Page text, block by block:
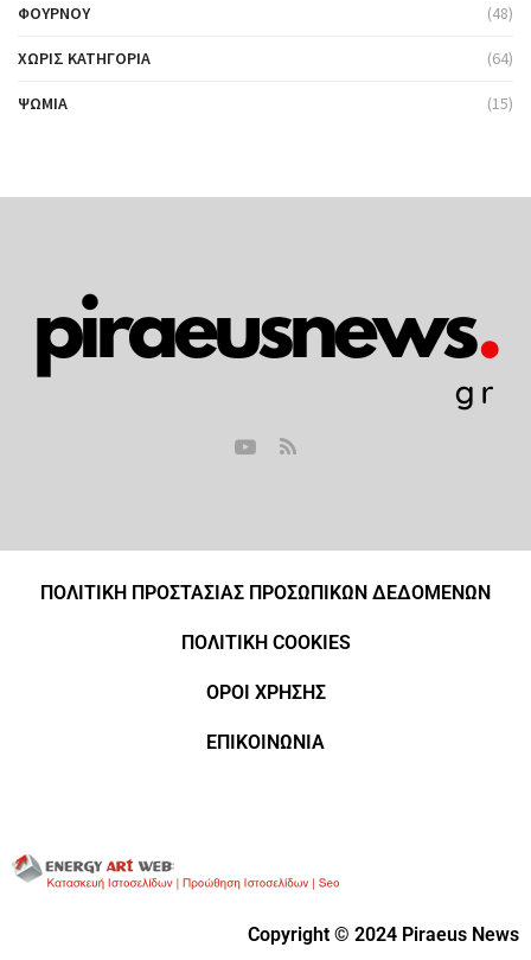
ΦΟΎΡΝΟΥ (48)
ΧΩΡΊΣ ΚΑΤΗΓΟΡΊΑ (64)
ΨΩΜΙΆ (15)
ΠΟΛΙΤΙΚΗ ΠΡΟΣΤΑΣΙΑΣ ΠΡΟΣΩΠΙΚΩΝ ΔΕΔΟΜΕΝΩΝ
ΠΟΛΙΤΙΚΗ COOKIES
ΟΡΟΙ ΧΡΗΣΗΣ
ΕΠΙΚΟΙΝΩΝΙΑ
Copyright © 2024 Piraeus News